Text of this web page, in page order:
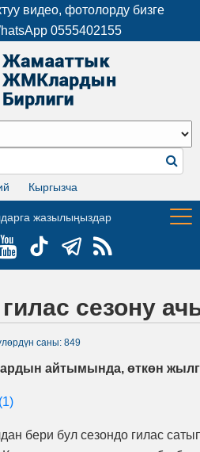
видео, фотолорду бизге
0555402155
Кыргызча
жазылыңыздар
сезону
саны: 849
айтымында, өткөн
бери бул сезондо гилас